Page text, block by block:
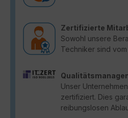
Zertifizierte
Sowohl unsere
Techniker sind
Unser
zertifiziert. Dies
reibungslosen